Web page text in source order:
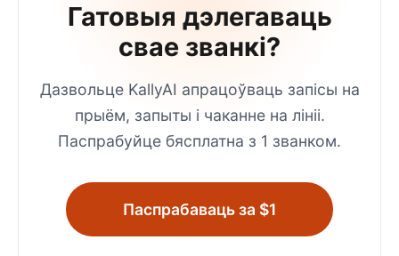
Гатовыя дэлегаваць
свае званкі?
Дазвольце KallyAI апрацоўваць запісы на
прыём, запыты і чаканне на лініі.
Паспрабуйце бясплатна з 1 званком.
Паспрабаваць за $1